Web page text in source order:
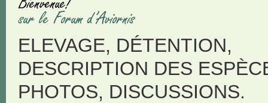
ELEVAGE, DÉTENTION,
DESCRIPTION DES
PHOTOS, DISCUSSIONS.